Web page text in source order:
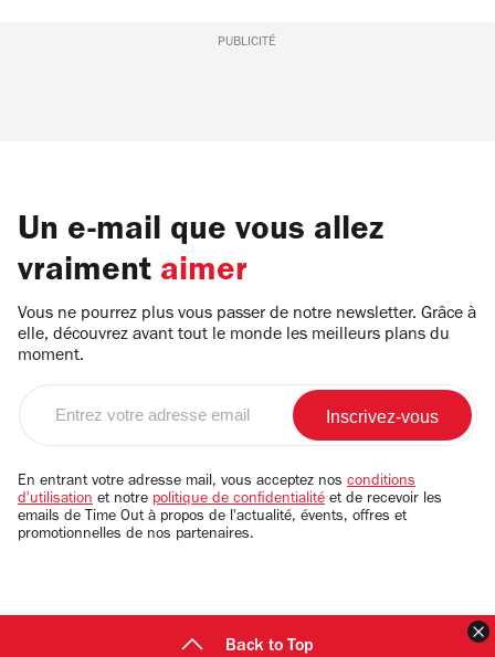
PUBLICITÉ
Un e-mail que vous allez
vraiment aimer
Vous ne pourrez plus vous passer de notre newsletter. Grâce à
elle, découvrez avant tout le monde les meilleurs plans du
moment.
email
En entrant votre adresse mail, vous acceptez nos conditions
d'utilisation et notre politique de confidentialité et de recevoir les
emails de Time Out à propos de l'actualité, évents, offres et
promotionnelles de nos partenaires.
Back to Top